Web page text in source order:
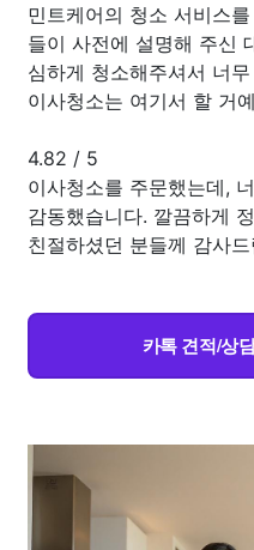
민트케어의 청소 서비스
들이 사전에 설명해 주신
심하게 청소해주셔서 너
이사청소는 여기서 할 거
4.82 / 5
이사청소를 주문했는데,
감동했습니다. 깔끔하게
친절하셨던 분들께 감사
카톡 견적/상